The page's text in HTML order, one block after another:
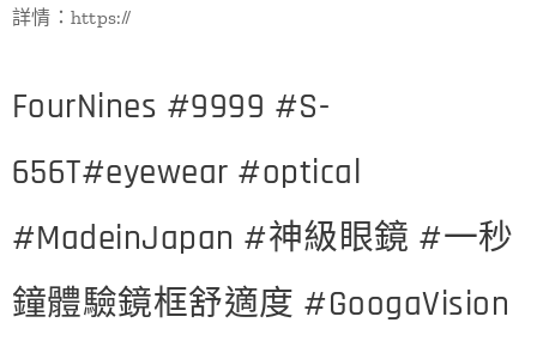
詳情：https://
FourNines #9999 #S-
656T#eyewear #optical
#MadeinJapan #神級眼鏡 #一秒
鐘體驗鏡框舒適度 #GoogaVision